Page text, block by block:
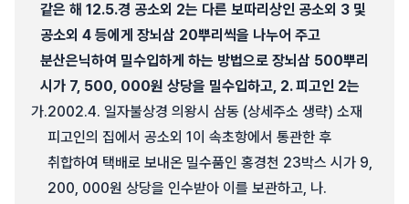
같은 해 12.5.경 공소외 2는 다른 보따리상인 공소외 3 및
공소외 4 등에게 장뇌삼 20뿌리씩을 나누어 주고
분산은닉하여 밀수입하게 하는 방법으로 장뇌삼 500뿌리
시가 7, 500, 000원 상당을 밀수입하고, 2. 피고인 2는
가.2002.4. 일자불상경 의왕시 삼동 (상세주소 생략) 소재
피고인의 집에서 공소외 1이 속초항에서 통관한 후
취합하여 택배로 보내온 밀수품인 홍경천 23박스 시가 9,
200, 000원 상당을 인수받아 이를 보관하고, 나.